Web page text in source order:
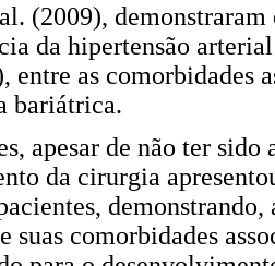
(2009), demonstraram
da hipertensão
entre as comorbidades
bariátrica.
apesar de não ter
da cirurgia
suas comorbidades